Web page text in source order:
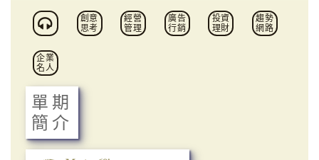
創意
思考
經營
管理
廣告
行銷
投資
理財
趨勢
網路
企業
名人
單期
簡介